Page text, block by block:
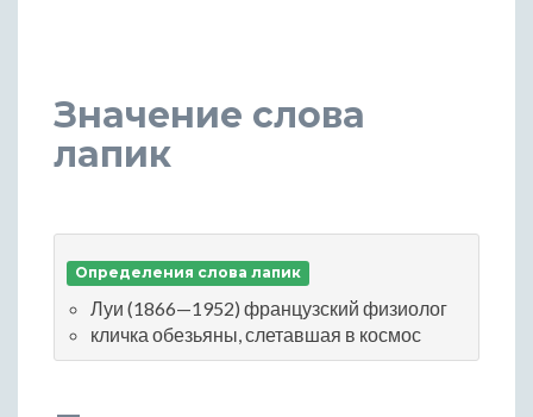
Значение слова
лапик
Определения слова лапик
Луи (1866—1952) французский физиолог
кличка обезьяны, слетавшая в космос